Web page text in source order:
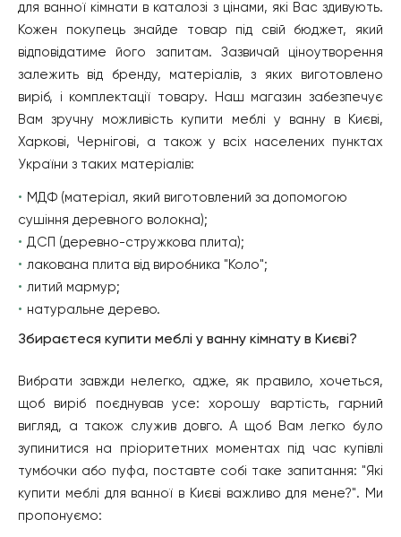
для ванної кімнати в каталозі з цінами, які Вас здивують.
Кожен покупець знайде товар під свій бюджет, який
відповідатиме його запитам. Зазвичай ціноутворення
залежить від бренду, матеріалів, з яких виготовлено
виріб, і комплектації товару. Наш магазин забезпечує
Вам зручну можливість купити меблі у ванну в Києві,
Харкові, Чернігові, а також у всіх населених пунктах
України з таких матеріалів:
МДФ (матеріал, який виготовлений за допомогою
сушіння деревного волокна);
ДСП (деревно-стружкова плита);
лакована плита від виробника "Коло";
литий мармур;
натуральне дерево.
Збираєтеся купити меблі у ванну кімнату в Києві?
Вибрати завжди нелегко, адже, як правило, хочеться,
щоб виріб поєднував усе: хорошу вартість, гарний
вигляд, а також служив довго. А щоб Вам легко було
зупинитися на пріоритетних моментах під час купівлі
тумбочки або пуфа, поставте собі таке запитання: "Які
купити меблі для ванної в Києві важливо для мене?". Ми
пропонуємо: